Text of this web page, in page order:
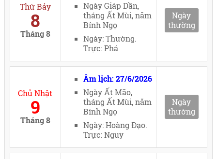
Thứ Bảy
8
Tháng 8
Ngày Giáp Dần,
tháng Ất Mùi, năm
Bính Ngọ
Ngày: Thường.
Trực: Phá
Ngày
thường
Chủ Nhật
9
Tháng 8
Âm lịch: 27/6/2026
Ngày Ất Mão,
tháng Ất Mùi, năm
Bính Ngọ
Ngày: Hoàng Đạo.
Trực: Nguy
Ngày
thường